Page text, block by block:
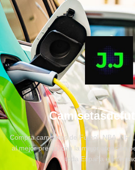
Compra camisetas de Fútbol, NBA,
al mejor precio, con la mejor atención
toda España e